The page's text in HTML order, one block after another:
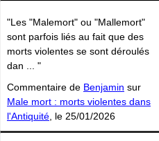
"Les "Malemort" ou "Mallemort"
sont parfois liés au fait que des
morts violentes se sont déroulés
dan ... "
Commentaire de Benjamin sur
Male mort : morts violentes dans
l'Antiquité , le 25/01/2026